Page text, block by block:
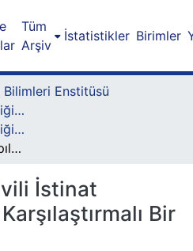
Tüm
Arşiv
İstatistikler Birimler
Bilimleri Enstitüsü
FBE- İnşaat Mühendisliği Lisansüstü Programı
FBE- İnşaat Mühendisliği Lisansüstü Programı - Yüksek Lisans
Zemin Çivili İstinat Yapılarıyla İlgili Karşılaştırmalı Bir Hesap Yöntemi
İstinat
Bir